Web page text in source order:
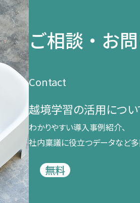
ご相談・お
Contact
越境学習の​活用に​つい
わかりやすい導入事例紹介、​
社内稟議に​役立つデータなど​
無料